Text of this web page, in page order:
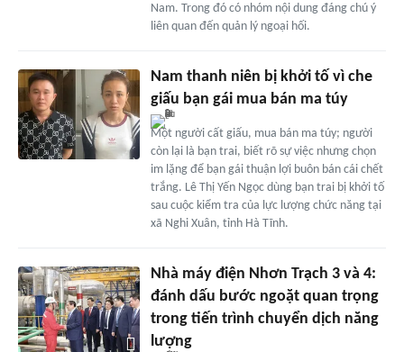
Nam. Trong đó có nhóm nội dung đáng chú ý
liên quan đến quản lý ngoại hối.
Nam thanh niên bị khởi tố vì che
giấu bạn gái mua bán ma túy
Một người cất giấu, mua bán ma túy; người
còn lại là bạn trai, biết rõ sự việc nhưng chọn
im lặng để bạn gái thuận lợi buôn bán cái chết
trắng. Lê Thị Yến Ngọc dùng bạn trai bị khởi tố
sau cuộc kiểm tra của lực lượng chức năng tại
xã Nghi Xuân, tỉnh Hà Tĩnh.
Nhà máy điện Nhơn Trạch 3 và 4:
đánh dấu bước ngoặt quan trọng
trong tiến trình chuyển dịch năng
lượng